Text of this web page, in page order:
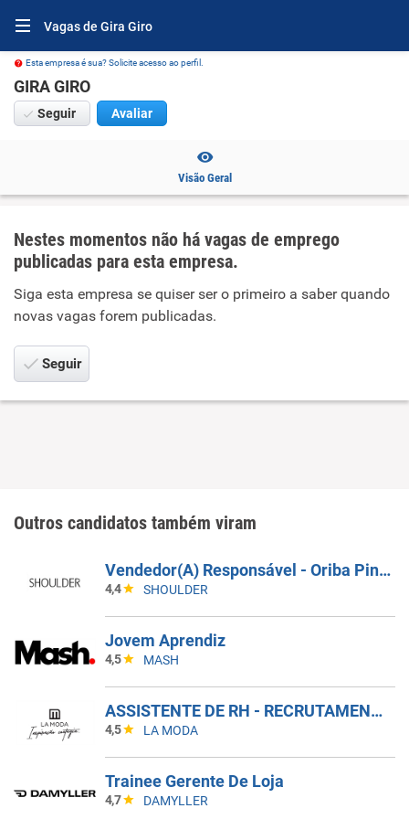
Vagas de Gira Giro
Esta empresa é sua? Solicite acesso ao perfil.
GIRA GIRO
Seguir Avaliar
Visão Geral
Nestes momentos não há vagas de emprego
publicadas para esta empresa.
Siga esta empresa se quiser ser o primeiro a saber quando
novas vagas forem publicadas.
Seguir
Outros candidatos também viram
Vendedor(A) Responsável - Oriba Pinheiros
4,4 SHOULDER
Jovem Aprendiz
4,5 MASH
ASSISTENTE DE RH - RECRUTAMENTO E SELEÇÃO | VAGA EXCLUSIVA PARA PESSOA COM DEFICIÊNCIA - PCD
4,5 LA MODA
Trainee Gerente De Loja
4,7 DAMYLLER